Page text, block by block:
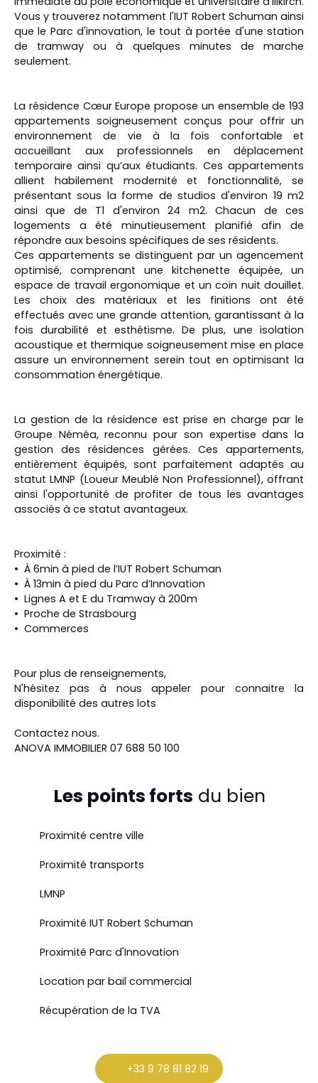
Vous y trouverez notamment l'IUT Robert Schuman ainsi
que le Parc d'innovation, le tout à portée d'une station
de tramway ou à quelques minutes de marche
seulement.
La résidence Cœur Europe propose un ensemble de 193
appartements soigneusement conçus pour offrir un
environnement de vie à la fois confortable et
accueillant aux professionnels en déplacement
temporaire ainsi qu’aux étudiants. Ces appartements
allient habilement modernité et fonctionnalité, se
présentant sous la forme de studios d'environ 19 m2
ainsi que de T1 d'environ 24 m2. Chacun de ces
logements a été minutieusement planifié afin de
répondre aux besoins spécifiques de ses résidents.
Ces appartements se distinguent par un agencement
optimisé, comprenant une kitchenette équipée, un
espace de travail ergonomique et un coin nuit douillet.
Les choix des matériaux et les finitions ont été
effectués avec une grande attention, garantissant à la
fois durabilité et esthétisme. De plus, une isolation
acoustique et thermique soigneusement mise en place
assure un environnement serein tout en optimisant la
consommation énergétique.
La gestion de la résidence est prise en charge par le
Groupe Néméa, reconnu pour son expertise dans la
gestion des résidences gérées. Ces appartements,
entièrement équipés, sont parfaitement adaptés au
statut LMNP (Loueur Meublé Non Professionnel), offrant
ainsi l'opportunité de profiter de tous les avantages
associés à ce statut avantageux.
Proximité :
À 6min à pied de l’IUT Robert Schuman
À 13min à pied du Parc d’Innovation
Lignes A et E du Tramway à 200m
Proche de Strasbourg
Commerces
Pour plus de renseignements,
N'hésitez pas à nous appeler pour connaitre la
disponibilité des autres lots
Contactez nous.
ANOVA IMMOBILIER 07 688 50 100
Les points forts du bien
Proximité centre ville
Proximité transports
LMNP
Proximité IUT Robert Schuman
Proximité Parc d'Innovation
Location par bail commercial
Récupération de la TVA
+33 9 78 81 82 19